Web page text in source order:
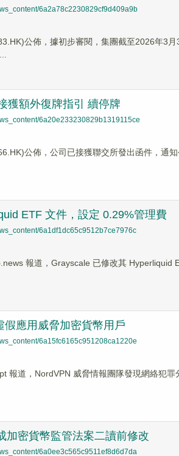
6a2a78c2230829cf9d409a9b
公佈，據初步審閱，集團截至2026年3
獲額外復牌指引 續停牌
6a20e233230829b1319115ce
公佈，公司已接獲聯交所發出函件，通
ETF 文件，設定 0.29%管理費
6a1df1dc65c9512b7ce7976c
報道，Grayscale 已修改其 Hyperliquid
假應用威脅加密貨幣用戶
6a15fc6165c951208ca1220e
報道，NordVPN 威脅情報團隊發現網絡犯
加密貨幣監管法案二讀前修改
6a0ee3c565c9511ef8d6d7da